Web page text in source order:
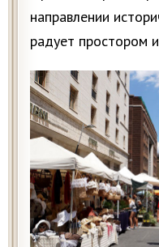
направлении
радует простором